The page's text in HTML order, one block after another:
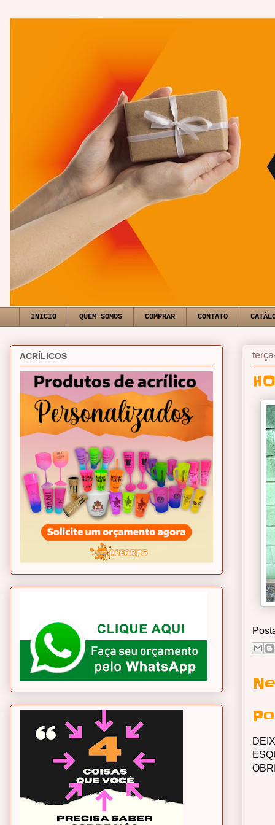
INICIO QUEM SOMOS COMPRAR CONTATO
ACRÍLICOS